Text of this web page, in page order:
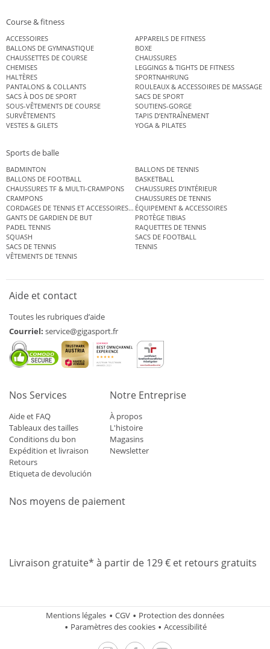
Course & fitness
ACCESSOIRES
APPAREILS DE FITNESS
BALLONS DE GYMNASTIQUE
BOXE
CHAUSSETTES DE COURSE
CHAUSSURES
CHEMISES
LEGGINGS & TIGHTS DE FITNESS
HALTÈRES
SPORTNAHRUNG
PANTALONS & COLLANTS
ROULEAUX & ACCESSOIRES DE MASSAGE
SACS À DOS DE SPORT
SACS DE SPORT
SOUS-VÊTEMENTS DE COURSE
SOUTIENS-GORGE
SURVÊTEMENTS
TAPIS D’ENTRAÎNEMENT
VESTES & GILETS
YOGA & PILATES
Sports de balle
BADMINTON
BALLONS DE TENNIS
BALLONS DE FOOTBALL
BASKETBALL
CHAUSSURES TF & MULTI-CRAMPONS
CHAUSSURES D’INTÉRIEUR
CRAMPONS
CHAUSSURES DE TENNIS
CORDAGES DE TENNIS ET ACCESSOIRES DE TENNISÉQUIPEMENT & ACCESSOIRES
GANTS DE GARDIEN DE BUT
PROTÈGE TIBIAS
PADEL TENNIS
RAQUETTES DE TENNIS
SQUASH
SACS DE FOOTBALL
SACS DE TENNIS
TENNIS
VÊTEMENTS DE TENNIS
Aide et contact
Toutes les rubriques d’aide
Courriel: service@gigasport.fr
Nos Services
Aide et FAQ
Tableaux des tailles
Conditions du bon
Expédition et livraison
Retours
Etiqueta de devolución
Notre Entreprise
À propos
L'histoire
Magasins
Newsletter
Nos moyens de paiement
Livraison gratuite* à partir de 129 € et retours gratuits
Mentions légales CGV
Protection des données
Paramètres des cookies
Accessibilité